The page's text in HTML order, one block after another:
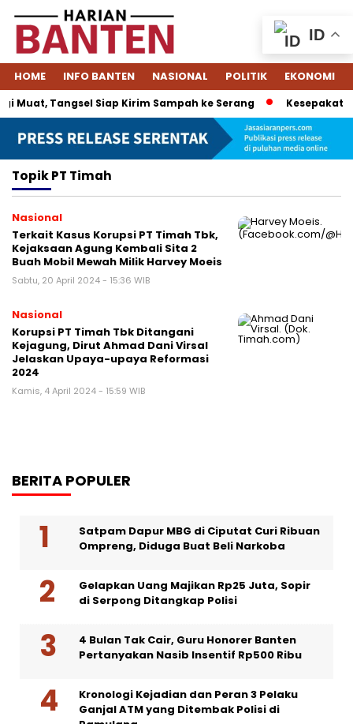
HOME INFO BANTEN NASIONAL POLITIK EKONOMI
Muat, Tangsel Siap Kirim Sampah ke Serang
TopikPT Timah
Nasional
Terkait Kasus Korupsi PT Timah Tbk,
Kejaksaan Agung Kembali Sita 2
Buah Mobil Mewah Milik Harvey Moeis
Sabtu, 20 April 2024 - 15:36 WIB
Nasional
Korupsi PT Timah Tbk Ditangani
Kejagung, Dirut Ahmad Dani Virsal
Jelaskan Upaya-upaya Reformasi
2024
Kamis, 4 April 2024 - 15:59 WIB
BERITA POPULER
Satpam Dapur MBG di Ciputat Curi Ribuan
Ompreng, Diduga Buat Beli Narkoba
Gelapkan Uang Majikan Rp25 Juta, Sopir
di Serpong Ditangkap Polisi
4 Bulan Tak Cair, Guru Honorer Banten
Pertanyakan Nasib Insentif Rp500 Ribu
Kronologi Kejadian dan Peran 3 Pelaku
Ganjal ATM yang Ditembak Polisi di
ID